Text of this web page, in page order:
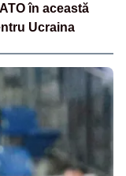
în această
Ucraina